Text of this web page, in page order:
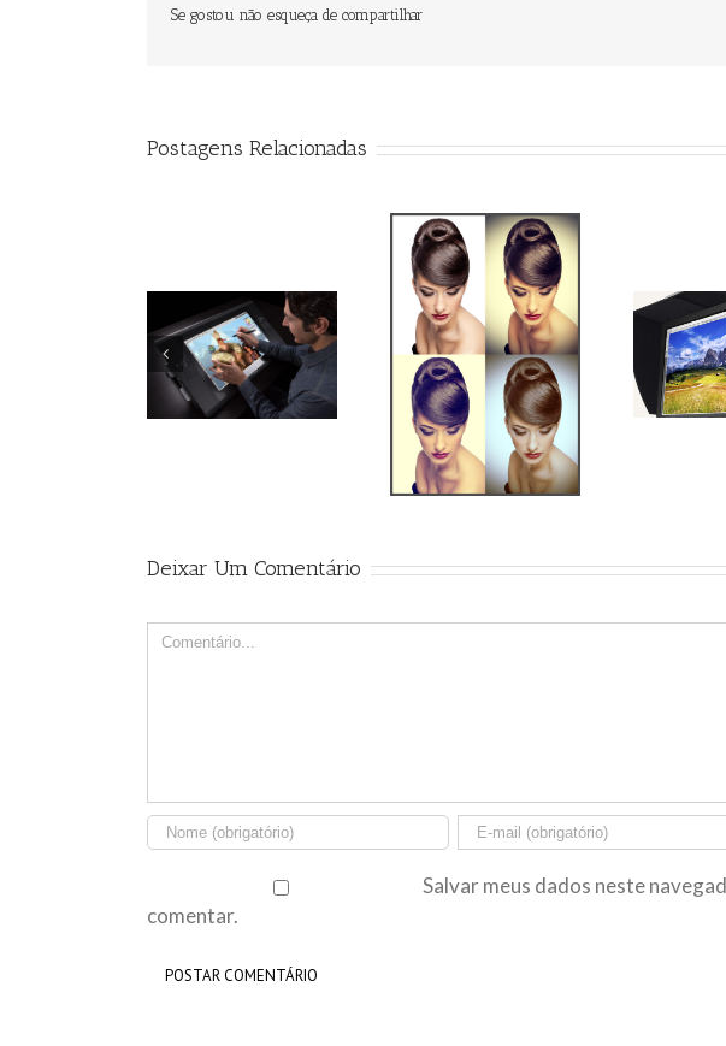
Se gostou não esqueça de compartilhar
Postagens Relacionadas
Action Efeito Retro
Qual o melhor
monitor para
tratamento de
imagem?
Deixar Um Comentário
Comment
Salvar meus dados neste
comentar.